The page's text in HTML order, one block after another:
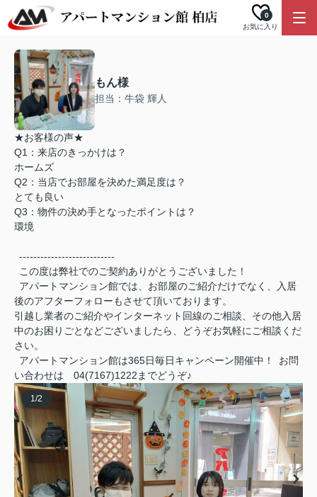
お気に入り
0
もん様
担当：牛袋 輝人
★お客様の声★
Q1：来店のきっかけは？
ホームズ
Q2：当店でお部屋を決めた満足度は？
とても良い
Q3：物件の決め手となったポイントは？
環境
---------------------------
この度は弊社でのご契約ありがとうございました！
アパートマンション館では、お部屋のご紹介だけでなく、入居
後のアフターフォローもさせて頂いております。
引越し業者のご紹介やインターネット回線のご相談、その他入居
中のお困りごとなどございましたら、どうぞお気軽にご相談くだ
さい。
アパートマンション館は365日毎日キャンペーン開催中！ お問
い合わせは 04(7167)1222までどうぞ♪
1/2